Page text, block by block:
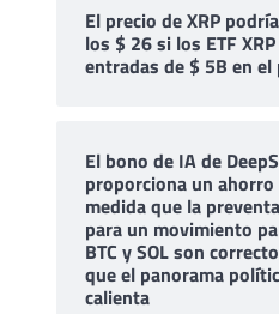
El precio de XRP
los $ 26 si los ETF
entradas de $ 5B en el
El bono de IA de
proporciona un ahorro
medida que la
para un movimiento
BTC y SOL son
que el panorama
calienta